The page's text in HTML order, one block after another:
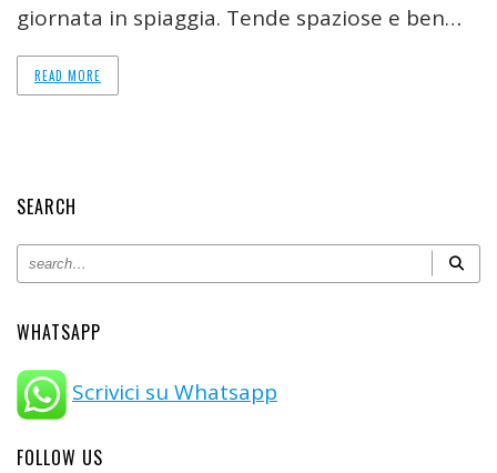
giornata in spiaggia. Tende spaziose e ben…
READ MORE
SEARCH
WHATSAPP
Scrivici su Whatsapp
FOLLOW US